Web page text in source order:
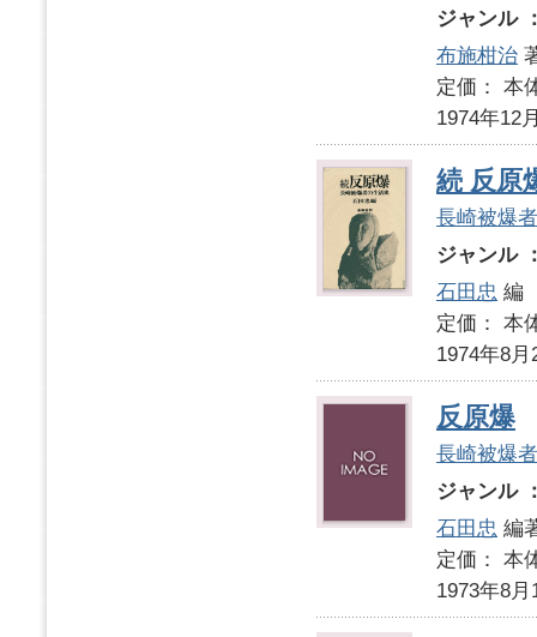
ジャンル
布施柑治
定価：
1974年12
続 反原
長崎被爆
ジャンル
石田忠 編
定価：
1974年8月
反原爆
長崎被爆
ジャンル
石田忠 編
定価：
1973年8月